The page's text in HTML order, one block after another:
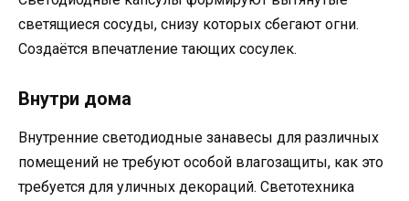
светящиеся сосуды, снизу которых сбегают огни.
Создаётся впечатление тающих сосулек.
Внутри дома
Внутренние светодиодные занавесы для различных
помещений не требуют особой влагозащиты, как это
требуется для уличных декораций. Светотехника